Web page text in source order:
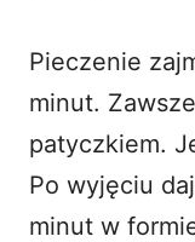
Pieczenie
minut.
patyczkiem.
Po wyjęciu
minut w